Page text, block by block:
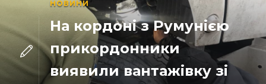
НОВИНИ
На кордоні з Румунією
прикордонники
виявили вантажівку зі